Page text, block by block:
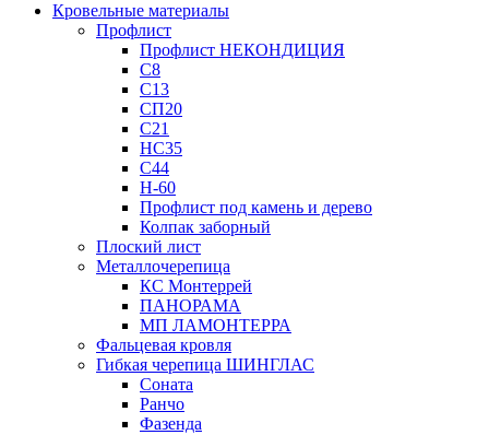
Кровельные материалы
Профлист
Профлист НЕКОНДИЦИЯ
С8
С13
СП20
С21
НС35
С44
Н-60
Профлист под камень и дерево
Колпак заборный
Плоский лист
Металлочерепица
КС Монтеррей
ПАНОРАМА
МП ЛАМОНТЕРРА
Фальцевая кровля
Гибкая черепица ШИНГЛАС
Соната
Ранчо
Фазенда